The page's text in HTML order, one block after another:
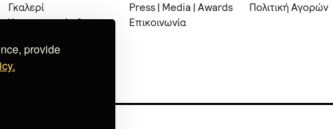
provide
Γκαλερί
Υποστηρικτές &
Συνεργασίες
Press | Media | Awards
Επικοινωνία
Πολιτική Αγορών